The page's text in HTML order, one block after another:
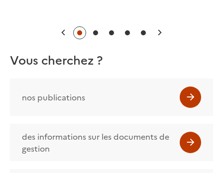
Vous cherchez ?
nos publications
des informations sur les documents de
gestion